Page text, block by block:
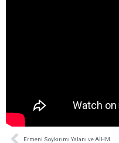
Ermeni Soykırımı Yalanı ve AİHM